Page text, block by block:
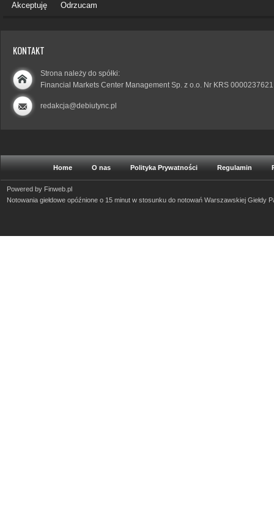
Akceptuję Odrzucam
KONTAKT
Strona należy do spółki:
Financial Markets Center Management Sp. z o.o. Nr KRS 0000237621
redakcja@debiutync.pl
Home O nas Polityka Prywatności Regulamin
Powered by Finweb.pl
Notowania giełdowe opóźnione o 15 minut w stosunku do notowań Warszawskiej Giełdy